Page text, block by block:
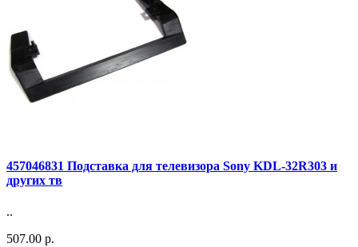
457046831 Подставка для телевизора Sony KDL-32R303 и
других тв
..
507.00 р.